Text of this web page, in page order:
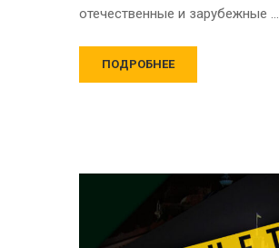
отечественные и зарубежные …
ПОДРОБНЕЕ